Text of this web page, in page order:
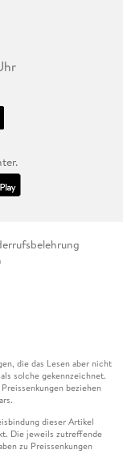
die das Lesen aber nicht
solche gekennzeichnet.
beziehen
dieser Artikel
Die jeweils zutreffende
zu Preissenkungen